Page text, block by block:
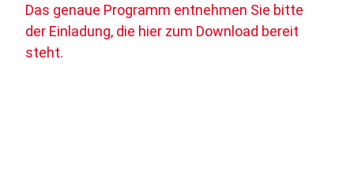
Das genaue Programm entnehmen Sie bitte
der Einladung, die hier zum Download bereit
steht.